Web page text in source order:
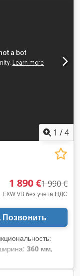
мт/мин 0-30
1 /4
1 890 €1 990 €
EXW VB без учета НДС
Позвонить
360 мм,
заготовки:25